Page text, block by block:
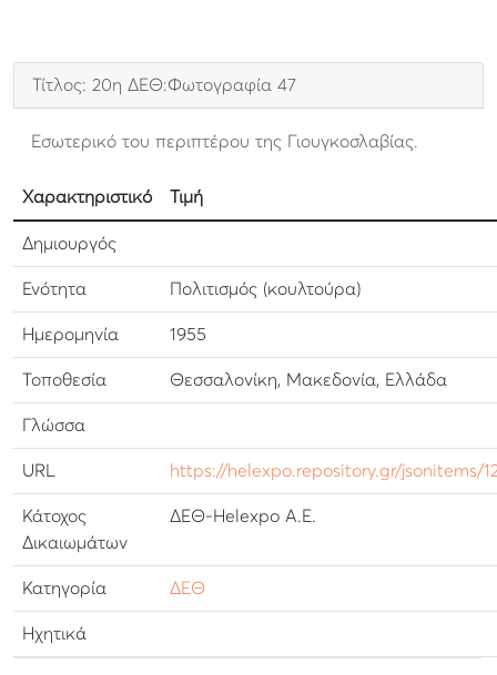
Τίτλος: 20η ΔΕΘ:Φωτογραφία 47
Εσωτερικό του περιπτέρου της Γιουγκοσλαβίας.
Χαρακτηριστικό Τιμή
Δημιουργός
Ενότητα Πολιτισμός (κουλτούρα)
Ημερομηνία 1955
Τοποθεσία Θεσσαλονίκη, Μακεδονία, Ελλάδα
Γλώσσα
URL https://helexpo.repository.gr/jsonitems/
Κάτοχος
Δικαιωμάτων
ΔΕΘ-Helexpo Α.Ε.
Κατηγορία ΔΕΘ
Ηχητικά